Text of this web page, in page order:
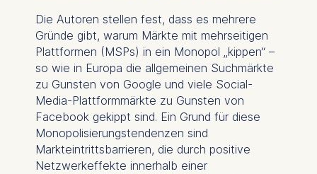
Die Autoren stellen fest, dass es mehrere
Gründe gibt, warum Märkte mit mehrseitigen
Plattformen (MSPs) in ein Monopol „kippen“ –
so wie in Europa die allgemeinen Suchmärkte
zu Gunsten von Google und viele Social-
Media-Plattformmärkte zu Gunsten von
Facebook gekippt sind. Ein Grund für diese
Monopolisierungstendenzen sind
Markteintrittsbarrieren, die durch positive
Netzwerkeffekte innerhalb einer